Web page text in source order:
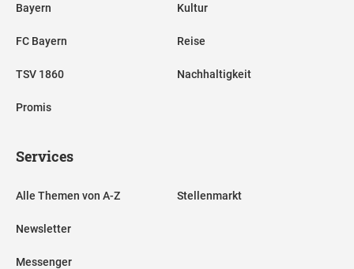
Bayern
FC Bayern
TSV 1860
Promis
Kultur
Reise
Nachhaltigkeit
Services
Alle Themen von A-Z
Newsletter
Messenger
Stellenmarkt